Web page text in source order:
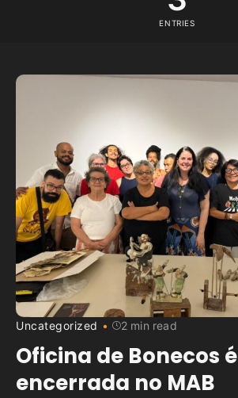
ENTRIES
Uncategorized 2 min read
Oficina de Bonecos é
encerrada no MAB